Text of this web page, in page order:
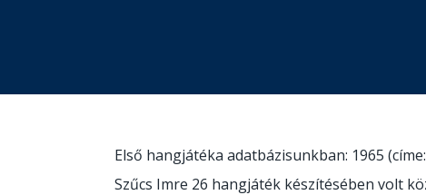
Első hangjátéka adatbázisunkban: 1965 (címe:
Szűcs Imre 26 hangjáték készítésében volt